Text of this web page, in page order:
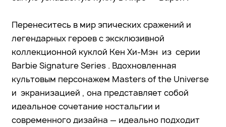
Перенеситесь в мир эпических сражений и
легендарных героев с эксклюзивной
коллекционной куклой Кен Хи-Мэн из серии
Barbie Signature Series . Вдохновленная
культовым персонажем Masters of the Universe
и экранизацией , она представляет собой
идеальное сочетание ностальгии и
современного дизайна — идеально подходит